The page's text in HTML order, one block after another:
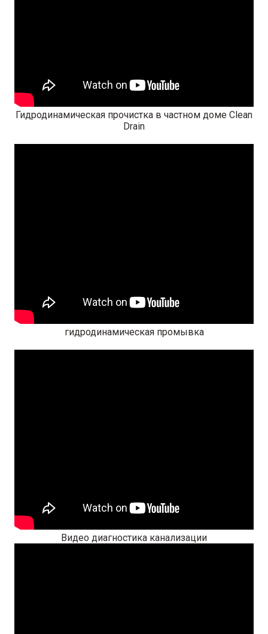
Гидродинамическая прочистка в частном доме Clean
Drain
гидродинамическая промывка
Видео диагностика канализации